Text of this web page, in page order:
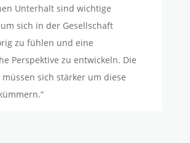
Unterhalt sind wichtige
sich in der Gesellschaft
zu fühlen und eine
Perspektive zu entwickeln. Die
müssen sich stärker um diese